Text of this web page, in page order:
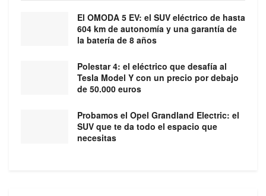
El OMODA 5 EV: el SUV eléctrico de hasta
604 km de autonomía y una garantía de
la batería de 8 años
Polestar 4: el eléctrico que desafía al
Tesla Model Y con un precio por debajo
de 50.000 euros
Probamos el Opel Grandland Electric: el
SUV que te da todo el espacio que
necesitas